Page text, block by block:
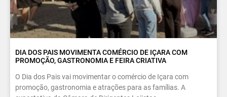
DIA DOS PAIS MOVIMENTA COMÉRCIO DE IÇARA COM
PROMOÇÃO, GASTRONOMIA E FEIRA CRIATIVA
O Dia dos Pais vai movimentar o comércio de Içara com
promoção, gastronomia e atrações para as famílias. A